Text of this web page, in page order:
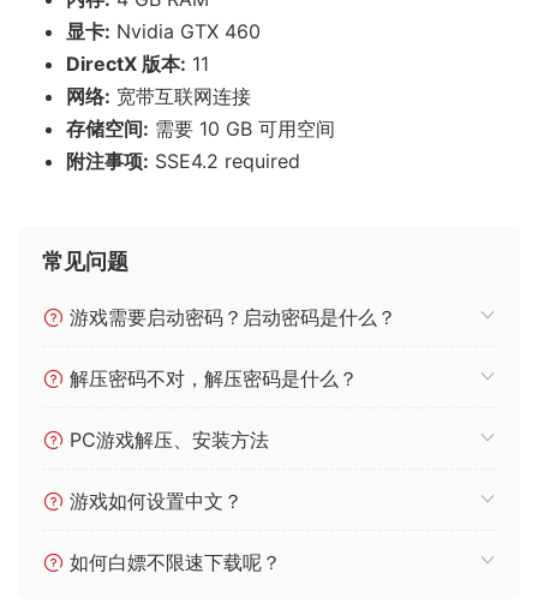
显卡: Nvidia GTX 460
DirectX 版本: 11
网络: 宽带互联网连接
存储空间: 需要 10 GB 可用空间
附注事项: SSE4.2 required
常见问题
游戏需要启动密码？启动密码是什么？
解压密码不对，解压密码是什么？
PC游戏解压、安装方法
游戏如何设置中文？
如何白嫖不限速下载呢？